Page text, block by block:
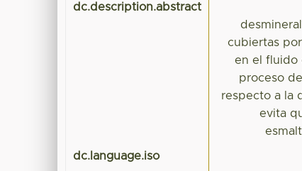
dc.description.abstract
cubiertas
en el fluido
proceso
respecto a la
evita
dc.language.iso